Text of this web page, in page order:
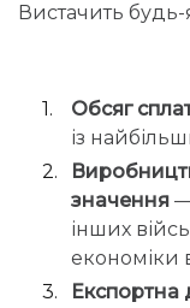
Вистачить будь-
Обсяг
із
значення
інших
економіки
Експортна